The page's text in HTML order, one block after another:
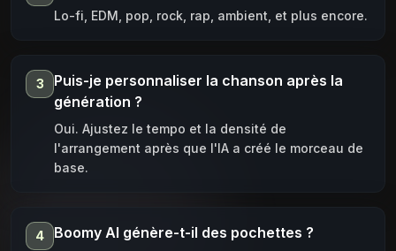
Lo-fi, EDM, pop, rock, rap, ambient, et plus encore.
3
Puis-je personnaliser la chanson après la
génération ?
Oui. Ajustez le tempo et la densité de
l'arrangement après que l'IA a créé le morceau de
base.
4 Boomy AI génère-t-il des pochettes ?